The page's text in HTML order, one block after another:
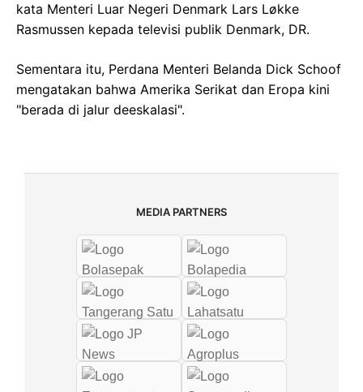
kata Menteri Luar Negeri Denmark Lars Løkke
Rasmussen kepada televisi publik Denmark, DR.
Sementara itu, Perdana Menteri Belanda Dick Schoof
mengatakan bahwa Amerika Serikat dan Eropa kini
"berada di jalur deeskalasi".
MEDIA PARTNERS